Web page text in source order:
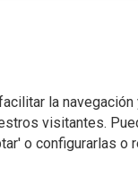
la navegación
visitantes.
o configurarlas o
de